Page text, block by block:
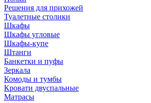
Решения для прихожей
Туалетные столики
Шкафы
Шкафы угловые
Шкафы-купе
Штанги
Банкетки и пуфы
Зеркала
Комоды и тумбы
Кровати двуспальные
Матрасы